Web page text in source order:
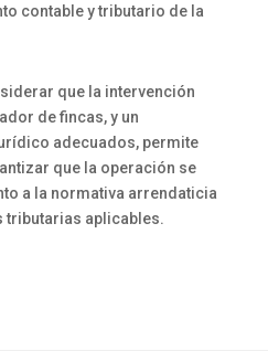
contable y tributario de la
que la intervención
de fincas, y un
adecuados, permite
que la operación se
a la normativa arrendaticia
aplicables.